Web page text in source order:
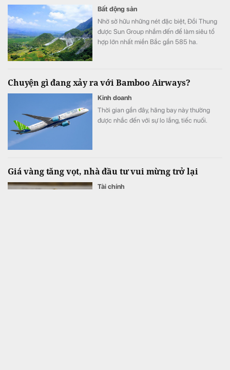
Bất động sản
Nhờ sở hữu những nét đặc biệt, Đồi Thung
được Sun Group nhắm đến để làm siêu tổ
hợp lớn nhất miền Bắc gần 585 ha.
Chuyện gì đang xảy ra với Bamboo Airways?
Kinh doanh
Thời gian gần đây, hãng bay này thường
được nhắc đến với sự lo lắng, tiếc nuối.
Giá vàng tăng vọt, nhà đầu tư vui mừng trở lại
Tài chính